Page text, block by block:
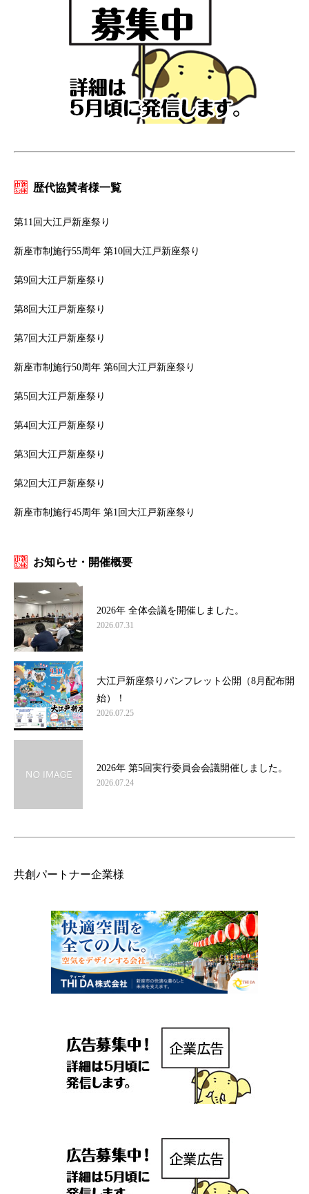
歴代協賛者様一覧
第11回大江戸新座祭り
新座市制施行55周年 第10回大江戸新座祭り
第9回大江戸新座祭り
第8回大江戸新座祭り
第7回大江戸新座祭り
新座市制施行50周年 第6回大江戸新座祭り
第5回大江戸新座祭り
第4回大江戸新座祭り
第3回大江戸新座祭り
第2回大江戸新座祭り
新座市制施行45周年 第1回大江戸新座祭り
お知らせ・開催概要
2026年 全体会議を開催しました。
2026.07.31
大江戸新座祭りパンフレット公開（8月配布開
始）！
2026.07.25
2026年 第5回実行委員会会議開催しました。
2026.07.24
共創パートナー企業様